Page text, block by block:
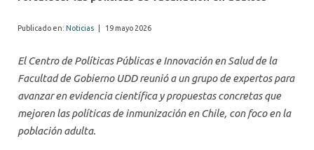
Publicado en: Noticias 19 mayo 2026
El Centro de Políticas Públicas e Innovación en Salud de la
Facultad de Gobierno UDD reunió a un grupo de expertos para
avanzar en evidencia científica y propuestas concretas que
mejoren las políticas de inmunización en Chile, con foco en la
población adulta.